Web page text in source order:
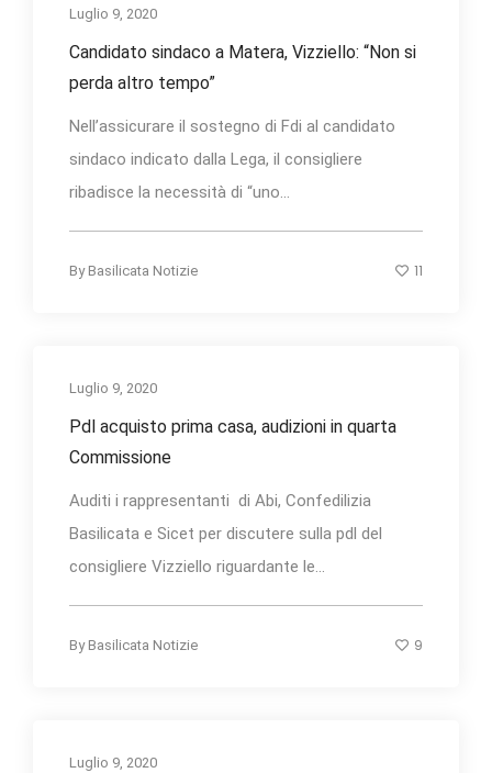
Luglio 9, 2020
Candidato sindaco a Matera, Vizziello: “Non si
perda altro tempo”
Nell’assicurare il sostegno di Fdi al candidato
sindaco indicato dalla Lega, il consigliere
ribadisce la necessità di “uno...
By Basilicata Notizie 11
Luglio 9, 2020
Pdl acquisto prima casa, audizioni in quarta
Commissione
Auditi i rappresentanti di Abi, Confedilizia
Basilicata e Sicet per discutere sulla pdl del
consigliere Vizziello riguardante le...
By Basilicata Notizie 9
Luglio 9, 2020